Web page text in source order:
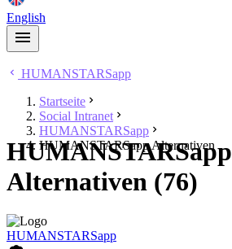
English
HUMANSTARSapp
Startseite
Social Intranet
HUMANSTARSapp
HUMANSTARSapp Alternativen
HUMANSTARSapp
Alternativen (76)
HUMANSTARSapp